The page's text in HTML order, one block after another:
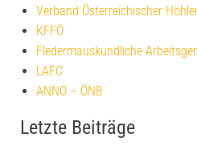
Verband Österreichischer
KFFÖ
Fledermauskundliche
LAFC
ANNO – ÖNB
Letzte Beiträge